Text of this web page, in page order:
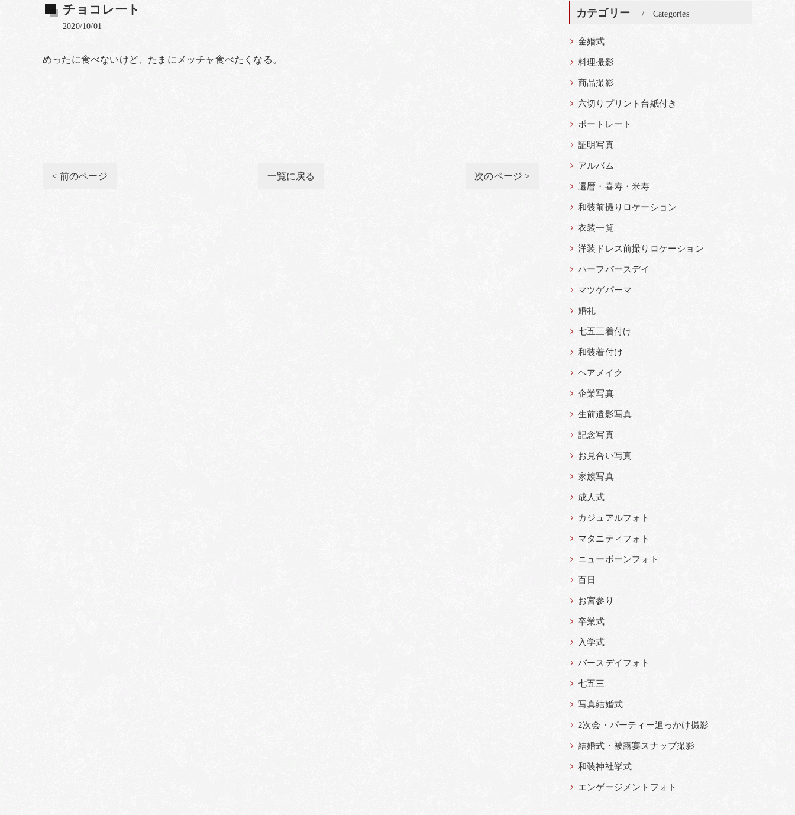
チョコレート
2020/10/01
めったに食べないけど、たまにメッチャ食べたくなる。
< 前のページ 一覧に戻る 次のページ >
カテゴリー Categories
金婚式
料理撮影
商品撮影
六切りプリント台紙付き
ポートレート
証明写真
アルバム
還暦・喜寿・米寿
和装前撮りロケーション
衣装一覧
洋装ドレス前撮りロケーション
ハーフバースデイ
マツゲパーマ
婚礼
七五三着付け
和装着付け
ヘアメイク
企業写真
生前遺影写真
記念写真
お見合い写真
家族写真
成人式
カジュアルフォト
マタニティフォト
ニューボーンフォト
百日
お宮参り
卒業式
入学式
バースデイフォト
七五三
写真結婚式
2次会・パーティー追っかけ撮影
結婚式・被露宴スナップ撮影
和装神社挙式
エンゲージメントフォト